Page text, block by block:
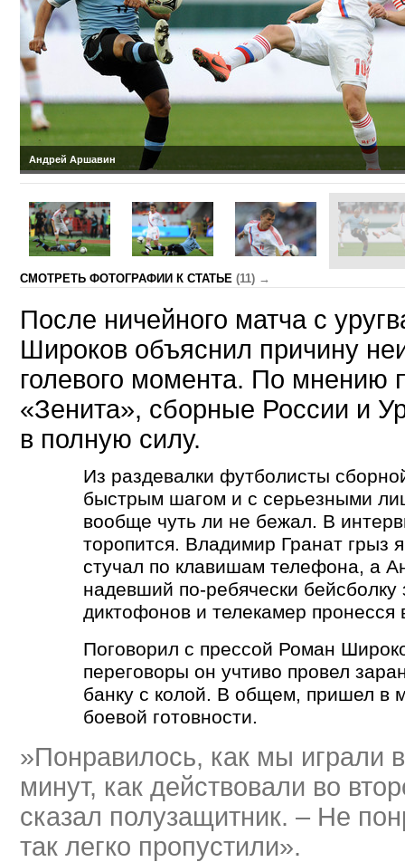
Андрей Аршавин
CМОТРЕТЬ ФОТОГРАФИИ К СТАТЬЕ (11) →
После ничейного матча с
Широков объяснил причину
голевого момента. По мнению
«Зенита», сборные России и
в полную силу.
Из раздевалки футболисты
быстрым шагом и с серьезными
вообще чуть ли не бежал. В
торопится. Владимир Гранат грыз
стучал по клавишам телефона, а
надевший по-ребячески
диктофонов и телекамер пронесся
Поговорил с прессой Роман
переговоры он учтиво провел
банку с колой. В общем, пришел в
боевой готовности.
»Понравилось, как мы играли
минут, как действовали во
сказал полузащитник. – Не
так легко пропустили».